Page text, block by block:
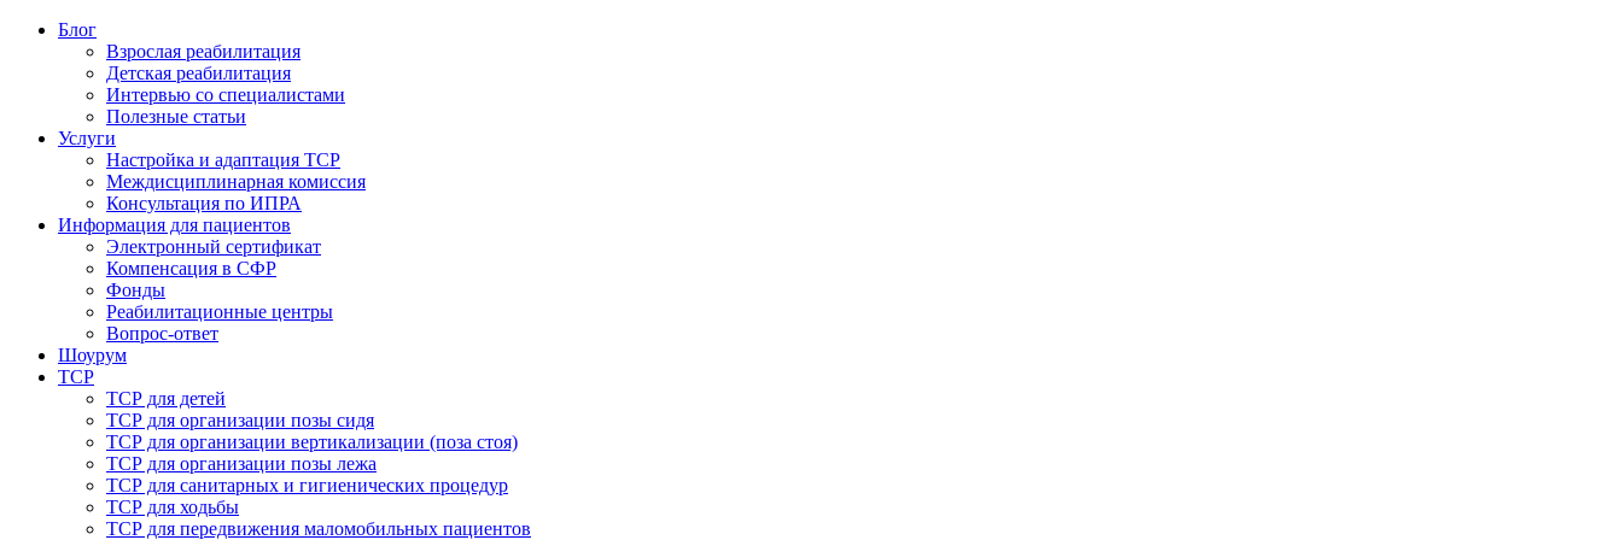
Блог
Взрослая реабилитация
Детская реабилитация
Интервью со специалистами
Полезные статьи
Услуги
Настройка и адаптация ТСР
Междисциплинарная комиссия
Консультация по ИПРА
Информация для пациентов
Электронный сертификат
Компенсация в СФР
Фонды
Реабилитационные центры
Вопрос-ответ
Шоурум
ТСР
ТСР для детей
ТСР для организации позы сидя
ТСР для организации вертикализации (поза стоя)
ТСР для организации позы лежа
ТСР для санитарных и гигиенических процедур
ТСР для ходьбы
ТСР для передвижения маломобильных пациентов